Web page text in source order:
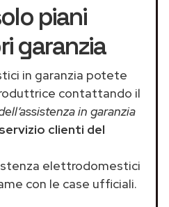
piani
garanzia
in garanzia potete
contattando il
in garanzia
servizio clienti del
elettrodomestici
con le case ufficiali.